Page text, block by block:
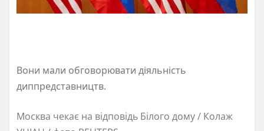
Вони мали обговорювати діяльність
диппредставництв.
Москва чекає на відповідь Білого дому / Колаж